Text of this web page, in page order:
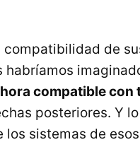
de
habríamos
compatible
posteriores. Y
sistemas de